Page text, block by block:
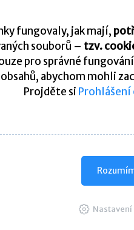
poradna. Je vyhrazena pro
fungovaly, jak mají,
souborů – tzv.
pro správné
abychom mohli
Projděte si Prohlášení